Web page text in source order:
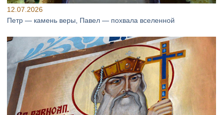
12.07.2026
Петр — камень веры, Павел — похвала вселенной